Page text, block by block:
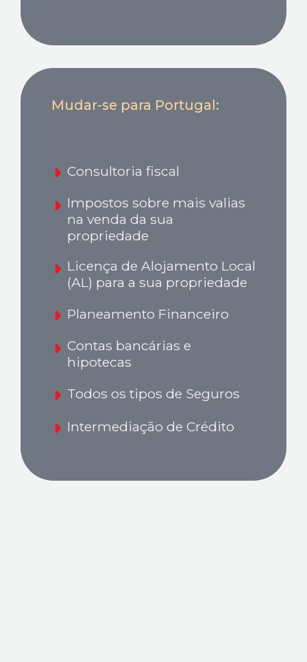
Mudar-se para Portugal:
Consultoria fiscal
Impostos sobre mais valias
na venda da sua
propriedade
Licença de Alojamento Local
(AL) para a sua propriedade
Planeamento Financeiro
Contas bancárias e
hipotecas
Todos os tipos de Seguros
Intermediação de Crédito